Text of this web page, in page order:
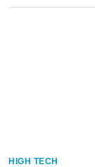
HIGH TECH